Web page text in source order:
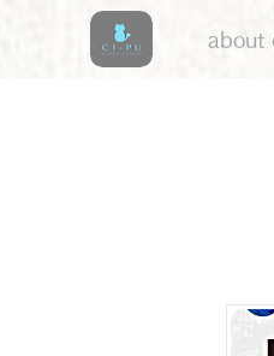
about